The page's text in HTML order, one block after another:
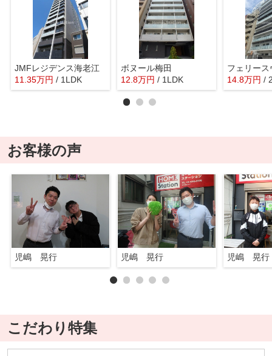
JMFレジデンス海老江
11.35万円 / 1LDK
ボヌール梅田
12.8万円 / 1LDK
フェリー
14.8万円 /
お客様の声
児嶋 晃行 児嶋 晃行 児嶋 晃行
こだわり特集